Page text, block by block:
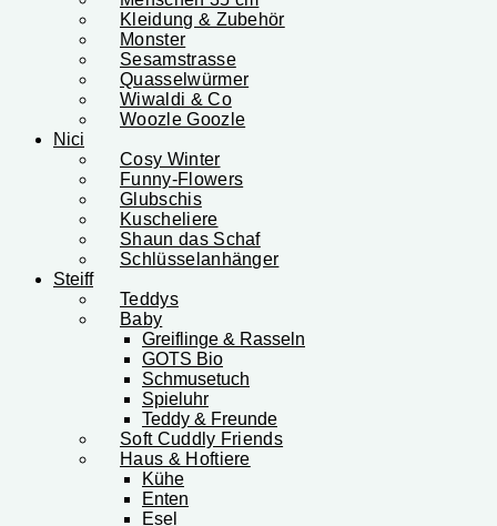
Kleidung & Zubehör
Monster
Sesamstrasse
Quasselwürmer
Wiwaldi & Co
Woozle Goozle
Nici
Cosy Winter
Funny-Flowers
Glubschis
Kuscheliere
Shaun das Schaf
Schlüsselanhänger
Steiff
Teddys
Baby
Greiflinge & Rasseln
GOTS Bio
Schmusetuch
Spieluhr
Teddy & Freunde
Soft Cuddly Friends
Haus & Hoftiere
Kühe
Enten
Esel